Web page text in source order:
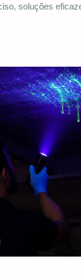
soluções